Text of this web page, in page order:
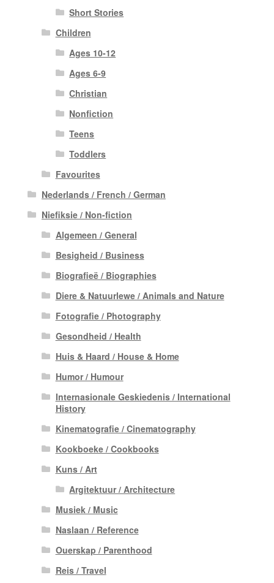
Short Stories
Children
Ages 10-12
Ages 6-9
Christian
Nonfiction
Teens
Toddlers
Favourites
Nederlands / French / German
Niefiksie / Non-fiction
Algemeen / General
Besigheid / Business
Biografieë / Biographies
Diere & Natuurlewe / Animals and Nature
Fotografie / Photography
Gesondheid / Health
Huis & Haard / House & Home
Humor / Humour
Internasionale Geskiedenis / International
History
Kinematografie / Cinematography
Kookboeke / Cookbooks
Kuns / Art
Argitektuur / Architecture
Musiek / Music
Naslaan / Reference
Ouerskap / Parenthood
Reis / Travel